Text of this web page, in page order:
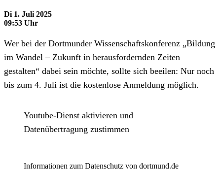
Di 1. Juli 2025
09:53 Uhr
Wer bei der Dortmunder Wissenschaftskonferenz „Bildung
im Wandel – Zukunft in herausfordernden Zeiten
gestalten“ dabei sein möchte, sollte sich beeilen: Nur noch
bis zum 4. Juli ist die kostenlose Anmeldung möglich.
Youtube-Dienst aktivieren und
Datenübertragung zustimmen
Informationen zum Datenschutz von dortmund.de